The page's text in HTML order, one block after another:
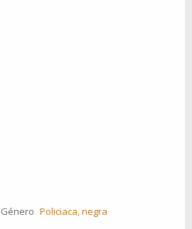
Género Policiaca, negra